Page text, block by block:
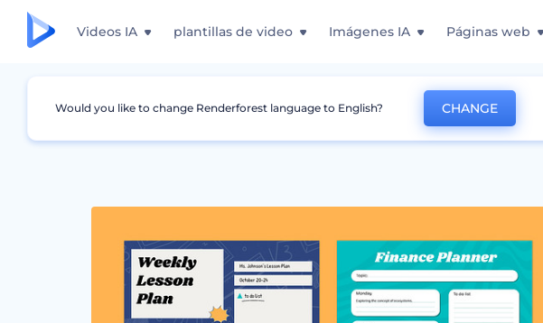
Videos IA plantillas de video Imágenes IA Páginas web
Gráficos Plan de Estudios Plantillas de planificación semanal
Would you like to change Renderforest language to English? CHANGE